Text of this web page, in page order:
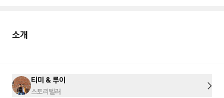
소개
티미 & 루이
스토리텔러